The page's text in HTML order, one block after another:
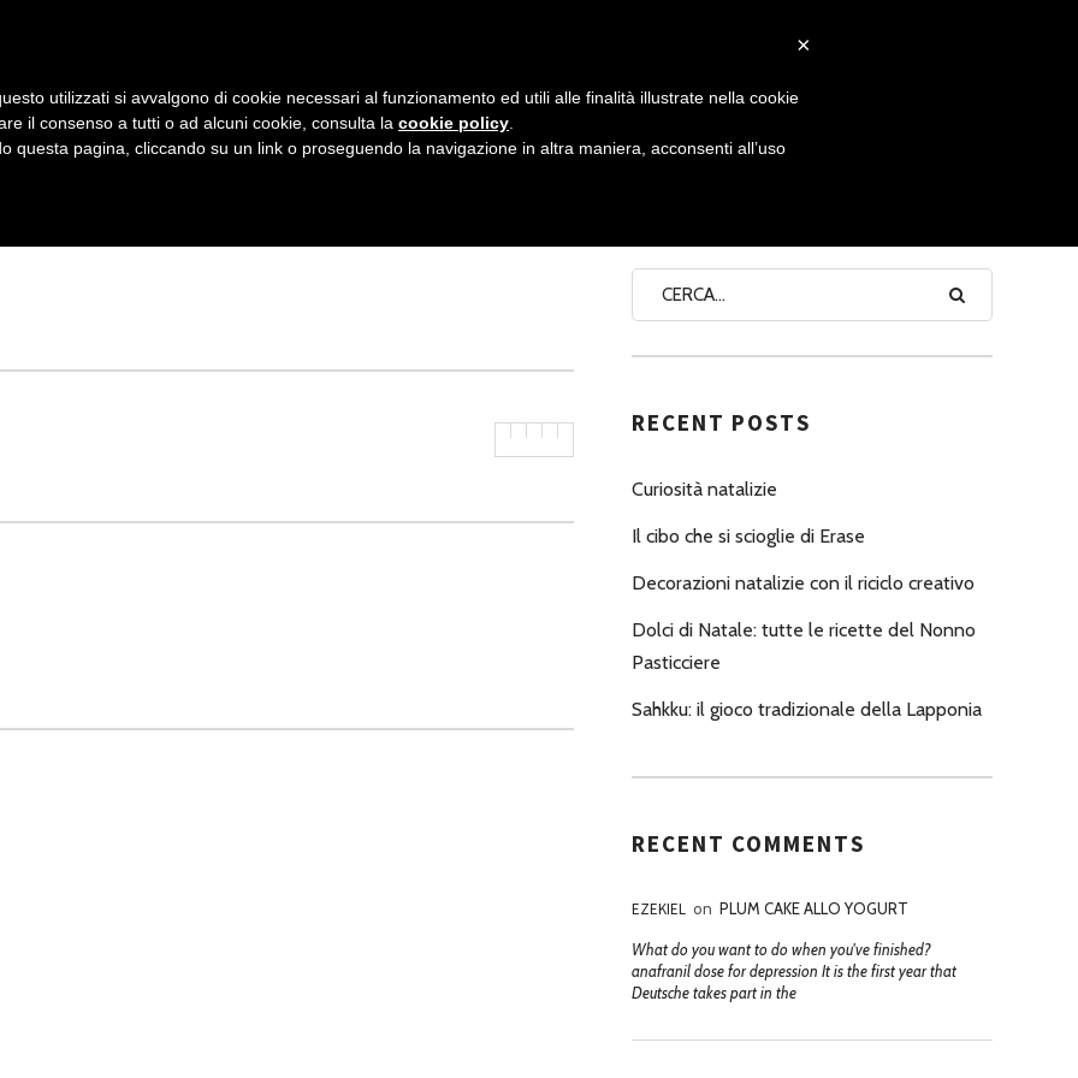
A
V
G
I
C
NONNO PASTICCIERE
RECENT POSTS
Curiosità natalizie
Il cibo che si scioglie di Erase
Decorazioni natalizie con il riciclo creativo
Dolci di Natale: tutte le ricette del Nonno
Pasticciere
Sahkku: il gioco tradizionale della Lapponia
RECENT COMMENTS
EZEKIEL on PLUM CAKE ALLO YOGURT
What do you want to do when you've finished?
anafranil dose for depression It is the first year that
Deutsche takes part in the
×
utilizzati si avvalgono di cookie necessari al funzionamento ed utili alle finalità illustrate nella cookie
il consenso a tutti o ad alcuni cookie, consulta la cookie policy
questa pagina, cliccando su un link o proseguendo la navigazione in altra maniera, acconsenti all’uso